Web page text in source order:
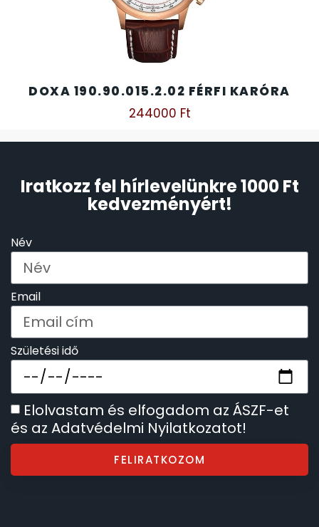
DOXA 190.90.015.2.02 FÉRFI KARÓRA
244000 Ft
Iratkozz fel hírlevelünkre 1000 Ft
kedvezményért!
Név
Email
Születési idő
Elolvastam és elfogadom az ÁSZF-et
és az Adatvédelmi Nyilatkozatot!
FELIRATKOZOM